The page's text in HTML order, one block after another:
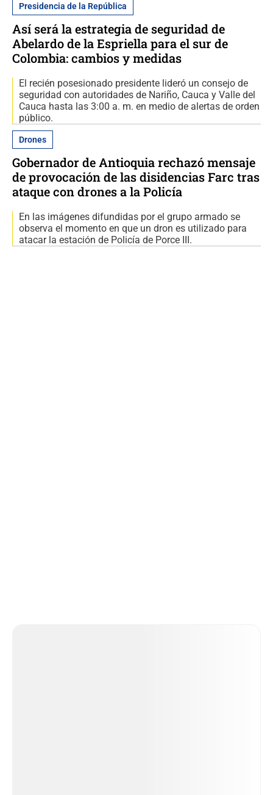
Presidencia de la República
Así será la estrategia de seguridad de
Abelardo de la Espriella para el sur de
Colombia: cambios y medidas
El recién posesionado presidente lideró un consejo de
seguridad con autoridades de Nariño, Cauca y Valle del
Cauca hasta las 3:00 a. m. en medio de alertas de orden
público.
Drones
Gobernador de Antioquia rechazó mensaje
de provocación de las disidencias Farc tras
ataque con drones a la Policía
En las imágenes difundidas por el grupo armado se
observa el momento en que un dron es utilizado para
atacar la estación de Policía de Porce III.